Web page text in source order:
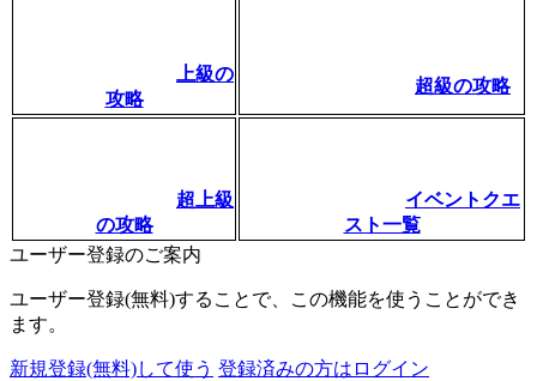
上級の
攻略
超級の攻略
超上級
の攻略
イベントクエ
スト一覧
ユーザー登録のご案内
ユーザー登録(無料)することで、この機能を使うことができ
ます。
新規登録(無料)して使う 登録済みの方はログイン